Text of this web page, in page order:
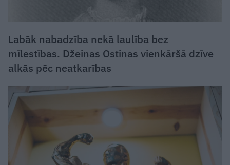
Labāk nabadzība nekā laulība bez
mīlestības. Džeinas Ostinas vienkāršā dzīve
alkās pēc neatkarības